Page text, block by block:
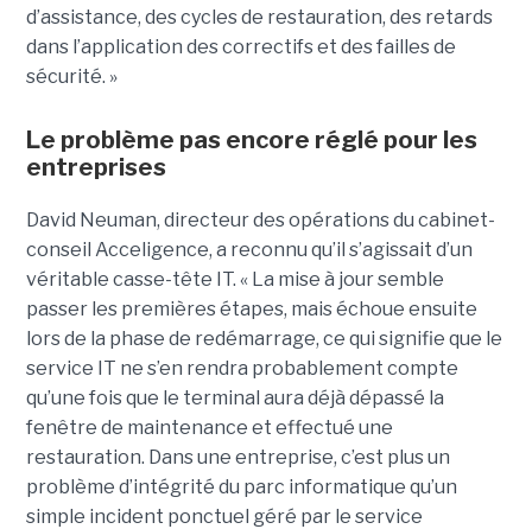
d’assistance, des cycles de restauration, des retards
dans l’application des correctifs et des failles de
sécurité. »
Le problème pas encore réglé pour les
entreprises
David Neuman, directeur des opérations du cabinet-
conseil Acceligence, a reconnu qu’il s’agissait d’un
véritable casse-tête IT. « La mise à jour semble
passer les premières étapes, mais échoue ensuite
lors de la phase de redémarrage, ce qui signifie que le
service IT ne s’en rendra probablement compte
qu’une fois que le terminal aura déjà dépassé la
fenêtre de maintenance et effectué une
restauration. Dans une entreprise, c’est plus un
problème d’intégrité du parc informatique qu’un
simple incident ponctuel géré par le service